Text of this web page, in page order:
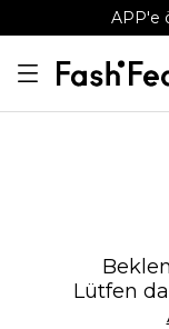
APP'e
Lütfen